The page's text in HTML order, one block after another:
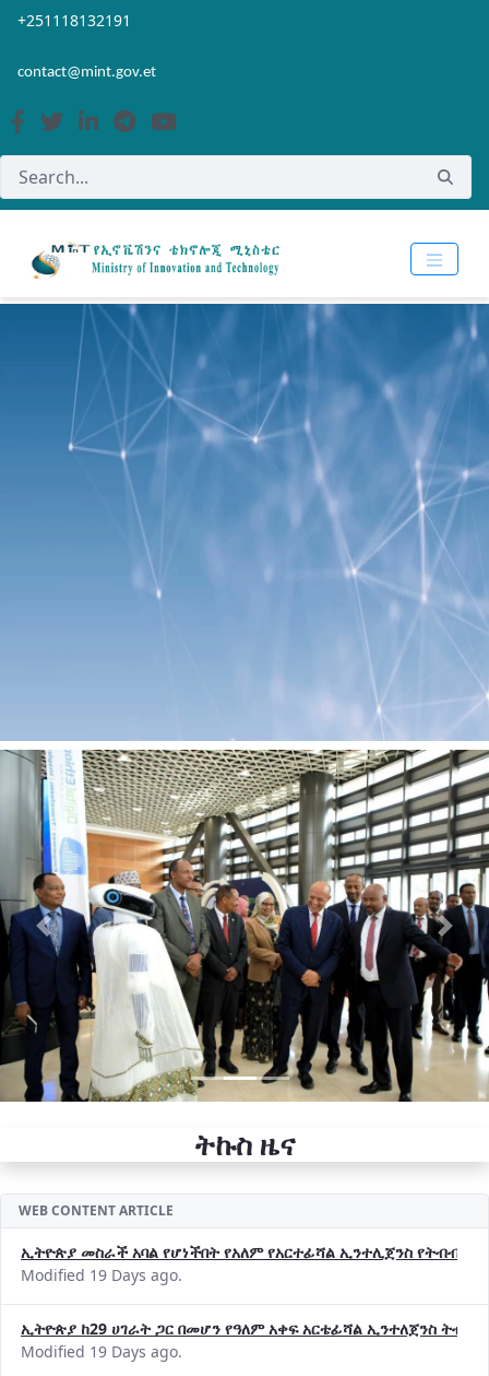
Skip to Main Content
Open Accessibility Menu
+251118132191
contact@mint.gov.et
Previous Next
ትኩስ ዜና
WEB CONTENT ARTICLE
ኢትዮጵያ መስራች አባል የሆነችበት የአለም የአርተፊሻል ኢንተሊጀንስ የትብብር
Modified 19 Days ago.
ኢትዮጵያ ከ29 ሀገራት ጋር በመሆን የዓለም አቀፍ አርቴፊሻል ኢንተለጀንስ
Modified 19 Days ago.